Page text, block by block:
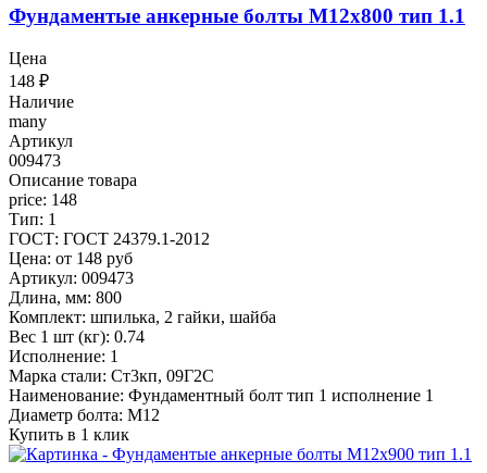
Фундаментые анкерные болты М12x800 тип 1.1
Цена
148 ₽
Наличие
many
Артикул
009473
Описание товара
price: 148
Тип: 1
ГОСТ: ГОСТ 24379.1-2012
Цена: от 148 руб
Артикул: 009473
Длина, мм: 800
Комплект: шпилька, 2 гайки, шайба
Вес 1 шт (кг): 0.74
Исполнение: 1
Марка стали: Ст3кп, 09Г2С
Наименование: Фундаментный болт тип 1 исполнение 1
Диаметр болта: М12
Купить в 1 клик